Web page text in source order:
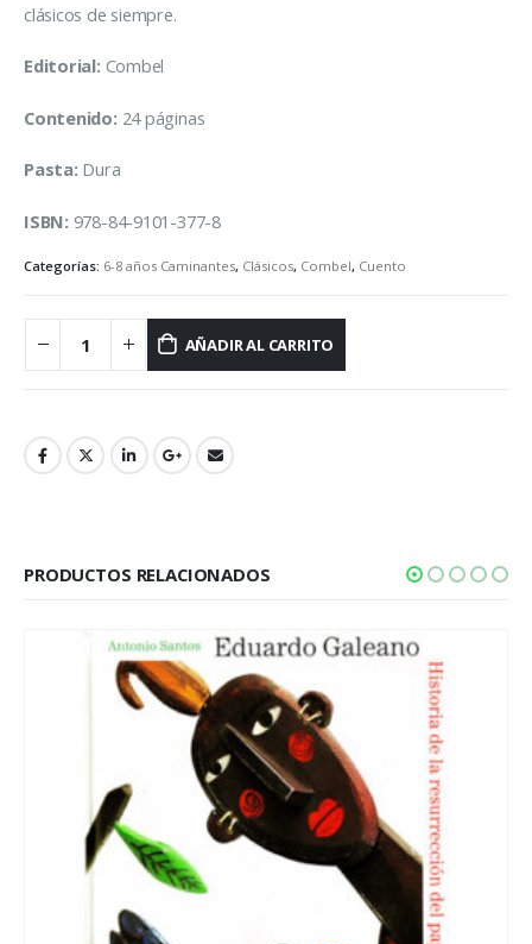
clásicos de siempre.
Editorial: Combel
Contenido: 24 páginas
Pasta: Dura
ISBN: 978-84-9101-377-8
Categorías: 6-8 años Caminantes, Clásicos, Combel, Cuento
AÑADIR AL CARRITO
PRODUCTOS RELACIONADOS